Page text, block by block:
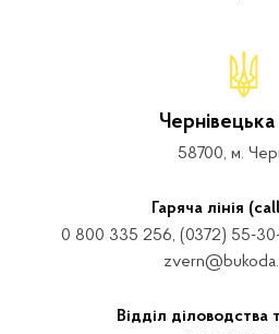
58700, м.
Гаряча лінія
0 800 335 256, (0372) 55-
Відділ діловодства